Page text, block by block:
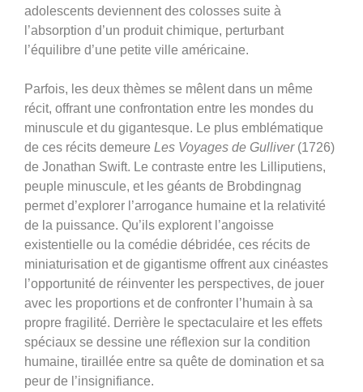
adolescents deviennent des colosses suite à
l’absorption d’un produit chimique, perturbant
l’équilibre d’une petite ville américaine.
Parfois, les deux thèmes se mêlent dans un même
récit, offrant une confrontation entre les mondes du
minuscule et du gigantesque. Le plus emblématique
de ces récits demeure Les Voyages de Gulliver(1726)
de Jonathan Swift. Le contraste entre les Lilliputiens,
peuple minuscule, et les géants de Brobdingnag
permet d’explorer l’arrogance humaine et la relativité
de la puissance. Qu’ils explorent l’angoisse
existentielle ou la comédie débridée, ces récits de
miniaturisation et de gigantisme offrent aux cinéastes
l’opportunité de réinventer les perspectives, de jouer
avec les proportions et de confronter l’humain à sa
propre fragilité. Derrière le spectaculaire et les effets
spéciaux se dessine une réflexion sur la condition
humaine, tiraillée entre sa quête de domination et sa
peur de l’insignifiance.